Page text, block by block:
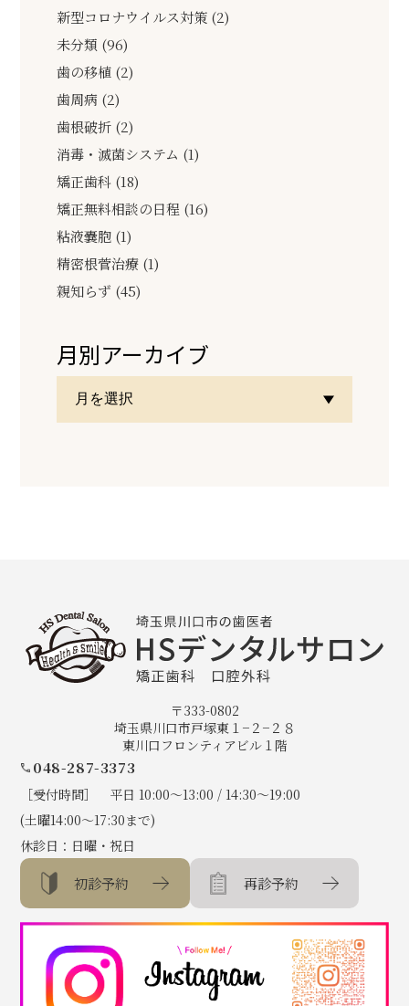
新型コロナウイルス対策 (2)
未分類 (96)
歯の移植 (2)
歯周病 (2)
歯根破折 (2)
消毒・滅菌システム (1)
矯正歯科 (18)
矯正無料相談の日程 (16)
粘液嚢胞 (1)
精密根菅治療 (1)
親知らず (45)
月別アーカイブ
〒333-0802
埼玉県川口市戸塚東１−２−２８
東川口フロンティアビル１階
048-287-3373
［受付時間］ 平日 10:00〜13:00 / 14:30〜19:00
(土曜14:00～17:30まで)
休診日：日曜・祝日
初診予約 再診予約